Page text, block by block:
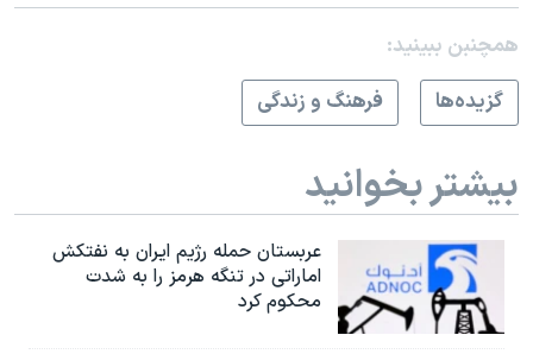
همچنبن ببینید:
گزيده‌ها
فرهنگ و زندگی
بیشتر بخوانید
عربستان حمله رژیم ایران به نفتکش
اماراتی در تنگه هرمز را به‌ شدت
محکوم کرد